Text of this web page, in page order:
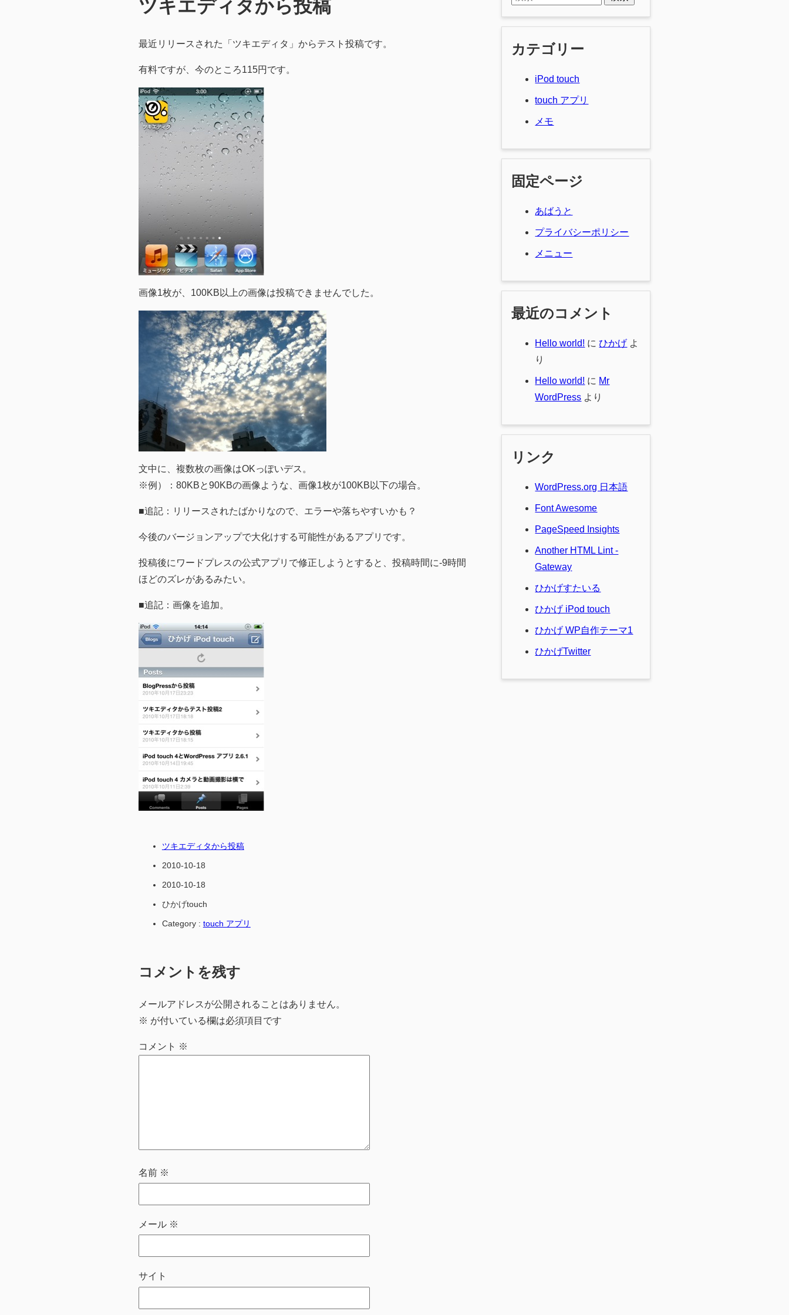
ツキエディタから投稿
最近リリースされた「ツキエディタ」からテスト投稿です。
有料ですが、今のところ115円です。
画像1枚が、100KB以上の画像は投稿できませんでした。
文中に、複数枚の画像はOKっぽいデス。
※例）：80KBと90KBの画像ような、画像1枚が100KB以下の場合。
■追記：リリースされたばかりなので、エラーや落ちやすいかも？
今後のバージョンアップで大化けする可能性があるアプリです。
投稿後にワードプレスの公式アプリで修正しようとすると、投稿時間に-9時間
ほどのズレがあるみたい。
■追記：画像を追加。
ツキエディタから投稿
2010-10-18
2010-10-18
ひかげtouch
Category : touch アプリ
コメントを残す
メールアドレスが公開されることはありません。
※ が付いている欄は必須項目です
コメント ※
名前 ※
メール ※
サイト
カテゴリー
iPod touch
touch アプリ
メモ
固定ページ
あばうと
プライバシーポリシー
メニュー
最近のコメント
Hello world! にひかげ よ
り
Hello world! に Mr
WordPress より
リンク
WordPress.org 日本語
Font Awesome
PageSpeed Insights
Another HTML Lint -
Gateway
ひかげすたいる
ひかげ iPod touch
ひかげ WP自作テーマ1
ひかげTwitter